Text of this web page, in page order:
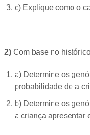
c) Explique como o
2) Com base no
a) Determine os
probabilidade de a
b) Determine os
a criança apresentar